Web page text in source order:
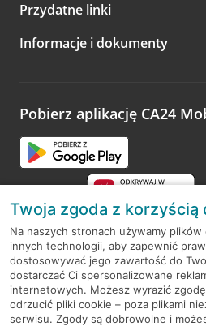
Przydatne linki
Informacje i dokumenty
Pobierz aplikację CA24
RODO
Regulamin serwisu
Mapa serwisu
Twoja zgoda z korzyścią
Na naszych stronach używamy
innych technologii, aby zapewnić
dostosowywać jego zawartość do
dostarczać Ci spersonalizowane
internetowych. Możesz wyrazić
odrzucić pliki cookie – poza plikami
serwisu. Zgody są dobrowolne i